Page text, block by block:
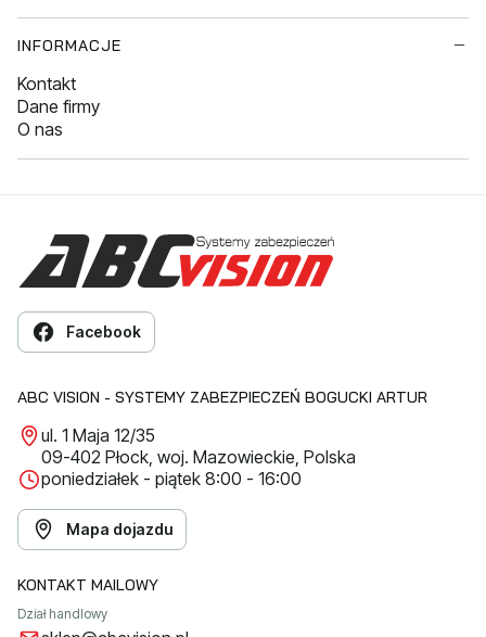
INFORMACJE
Kontakt
Dane firmy
O nas
Facebook
ABC VISION - SYSTEMY ZABEZPIECZEŃ BOGUCKI ARTUR
ul. 1 Maja 12/35
09-402 Płock, woj. Mazowieckie, Polska
poniedziałek - piątek 8:00 - 16:00
Mapa dojazdu
KONTAKT MAILOWY
Dział handlowy